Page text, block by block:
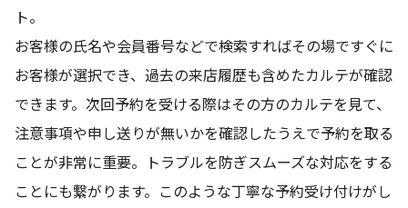
ト。
お客様の氏名や会員番号などで検索すればその場ですぐに
お客様が選択でき、過去の来店履歴も含めたカルテが確認
できます。次回予約を受ける際はその方のカルテを見て、
注意事項や申し送りが無いかを確認したうえで予約を取る
ことが非常に重要。トラブルを防ぎスムーズな対応をする
ことにも繋がります。このような丁寧な予約受け付けがし